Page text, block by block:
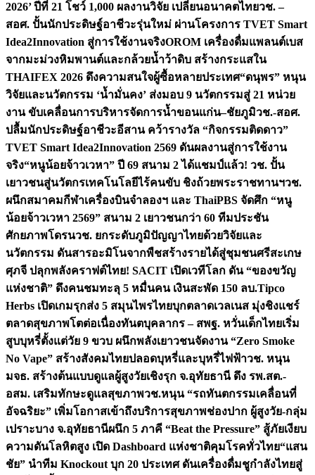
2026’ ปีที่ 21 โชว์ 1,000 ผลงานวิจัย เปลี่ยนอนาคตไทยวช. –
สอศ. ปั้นนักประดิษฐ์อาชีวะรุ่นใหม่ ผ่านโครงการ TVET Smart
Idea2Innovation สู่การใช้งานจริงOROM เครื่องดื่มแพลนต์เบส
จากมะม่วงหิมพานต์และกล้วยน้ำว้าดิบ สร้างกระแสใน
THAIFEX 2026 ดึงความสนใจผู้ซื้อหลายประเทศ“ดนุพร” หนุน
วิจัยและนวัตกรรม ‘น้ำมั่นคง’ ส่งมอบ 9 นวัตกรรมสู่ 21 หน่วย
งาน ขับเคลื่อนการบริหารจัดการน้ำขอนแก่น–ชัยภูมิวช.-สอศ.
ปลื้มนักประดิษฐ์อาชีวะอีสาน คว้ารางวัล “กิจกรรมติดดาว”
TVET Smart Idea2Innovation 2569 ดันผลงานสู่การใช้งาน
จริง“หนูน้อยจ้าวเวหา” ปี 69 สนาม 2 ได้แชมป์แล้ว! วช. ปั้น
เยาวชนสู่นวัตกรเทคโนโลยีไร้คนขับ ชิงถ้วยพระราชทานฯวช.
ผนึกสมาคมกีฬาเครื่องบินจำลองฯ และ ThaiPBS จัดศึก “หนู
น้อยจ้าวเวหา 2569” สนาม 2 เยาวชนกว่า 60 ทีมประชัน
ศักยภาพโดรนวช. ยกระดับภูมิปัญญาไทยด้วยวิจัยและ
นวัตกรรม ดันสารอะมิโนจากพืชสร้างรายได้สู่ชุมชนศรีสะเกษ
ศุภจี ปลุกพลังคราฟต์ไทย! SACIT เปิดเวทีโลก ดัน “ของขวัญ
แห่งชาติ” ดึงคนชมทะลุ 5 หมื่นคน เงินสะพัด 150 ลบ.Tipco
Herbs เปิดเกมรุกส่ง 5 สมุนไพรไทยบุกตลาดเวลเนส มุ่งชิงแชร์
ตลาดสุขภาพโตต่อเนื่องทันตบุคลากร – สพฐ. หวั่นเด็กไทยเริ่ม
สูบบุหรี่ตั้งแต่วัย 9 ขวบ ผนึกพลังเยาวชนจัดงาน “Zero Smoke
No Vape” สร้างสังคมไทยปลอดบุหรี่และบุหรี่ไฟฟ้าวช. หนุน
มจธ. สร้างต้นแบบดูแลผู้สูงวัยเชิงรุก จ.อุทัยธานี ดึง รพ.สต.-
อสม. เสริมทักษะดูแลสุขภาพวช.หนุน “รถทันตกรรมเคลื่อนที่
อัจฉริยะ” เพิ่มโอกาสเข้าถึงบริการสุขภาพช่องปาก ผู้สูงวัย-กลุ่ม
เปราะบาง จ.อุทัยธานีผนึก 5 ภาคี “Beat the Pressure” สู้ภัยเงียบ
ความดันโลหิตสูง เปิด Dashboard แห่งชาติคุมโรคทั่วไทย“แสน
ชัย” นำทีม Knockout บุก 20 ประเทศ ดันเครื่องดื่มชูกำลังไทยสู่